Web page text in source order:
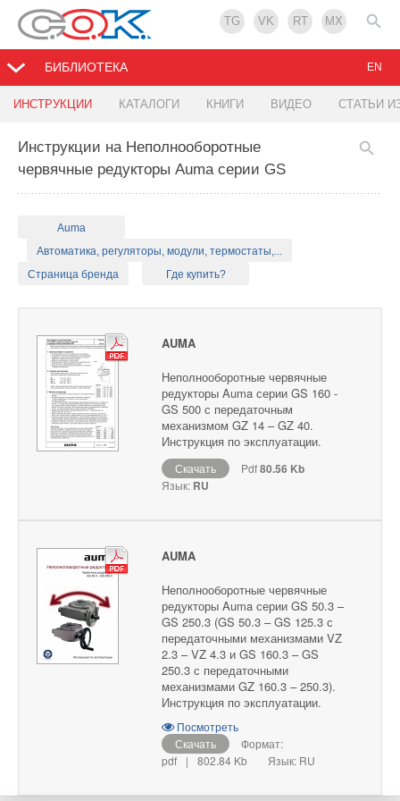
TG VK RT MX
БИБЛИОТЕКА
ИНСТРУКЦИИ КАТАЛОГИ КНИГИ ВИДЕО СТАТЬИ
EN
Инструкции на Неполнооборотные
червячные редукторы Auma серии GS
Auma
Автоматика, регуляторы, модули, термостаты,...
Страница бренда
Где купить?
AUMA
Неполнооборотные червячные
редукторы Auma серии GS 160 -
GS 500 с передаточным
механизмом GZ 14 – GZ 40.
Инструкция по эксплуатации.
Скачать Pdf80.56 Kb
Язык: RU
AUMA
Неполнооборотные червячные
редукторы Auma серии GS 50.3 –
GS 250.3 (GS 50.3 – GS 125.3 с
передаточными механизмами VZ
2.3 – VZ 4.3 и GS 160.3 – GS
250.3 с передаточными
механизмами GZ 160.3 – 250.3).
Инструкция по эксплуатации.
Посмотреть
Скачать
Формат:
pdf
| 802.84 Kb Язык: RU